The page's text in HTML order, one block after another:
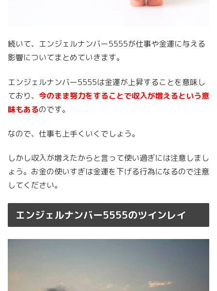
続いて、エンジェルナンバー5555が仕事や金運に与える
影響についてまとめていきます。
エンジェルナンバー5555は金運が上昇することを意味し
ており、 今のまま努力をすることで収入が増えるという意
味もあるのです。
なので、仕事も上手くいくでしょう。
しかし収入が増えたからと言って使い過ぎには注意しまし
ょう。お金の使いすぎは金運を下げる行為になるので注意
してください。
エンジェルナンバー5555のツインレイ